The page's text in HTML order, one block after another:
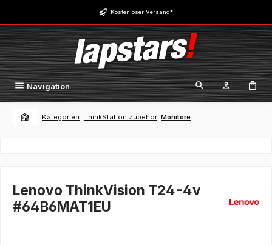
Zum Hauptinhalt springen Kostenloser Versand*
Navigation
Kategorien ThinkStation Zubehör Monitore
Lenovo ThinkVision T24-4v
#64B6MAT1EU